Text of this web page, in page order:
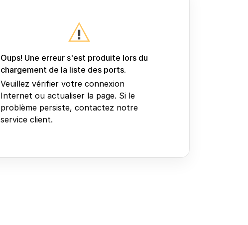
Oups! Une erreur s'est produite lors du
chargement de la liste des ports.
Veuillez vérifier votre connexion
Internet ou actualiser la page. Si le
problème persiste, contactez notre
service client.